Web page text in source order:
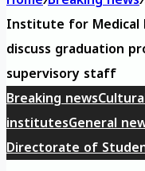
Institute for Medical
discuss graduation
supervisory staff
Breaking news
institutesGeneral
Directorate of